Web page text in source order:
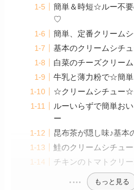
簡単＆時短☆ルー不
♡
簡単、定番クリーム
基本のクリームシチ
白菜のチーズクリー
牛乳と薄力粉で☆簡
☆クリームシチュー☆
ルーいらずで簡単お
ー
昆布茶が隠し味♪基本
鮭のクリームシチュー
チキンのトマトクリ
もっと見る